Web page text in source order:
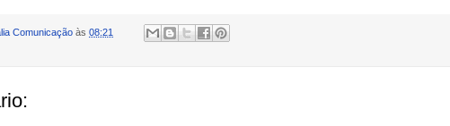
Comunicação às 08:21